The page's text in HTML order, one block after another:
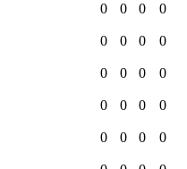
0 0 0 0
0 0 0 0
0 0 0 0
0 0 0 0
0 0 0 0